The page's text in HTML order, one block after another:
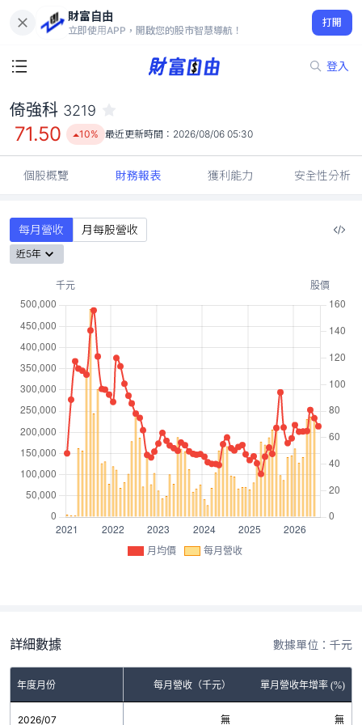
財富自由
立即使用APP，開啟您的股市智慧導航！
打開
登入
71.50
10%
倚強科 3219
71.50 10% 最近更新時間： 2026/08/06 05:30
個股概覽 財務報表 獲利能力 安全性分析
每月營收 月每股營收
近5年
月均價 每月營收
詳細數據 數據單位：千元
年度月份 每月營收（千元） 單月營收年增率 (%)
2026/07 無 無